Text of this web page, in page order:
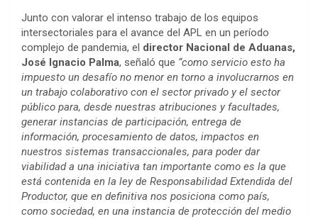
Junto con valorar el intenso trabajo de los equipos
intersectoriales para el avance del APL en un período
complejo de pandemia, el director Nacional de Aduanas,
José Ignacio Palma, señaló que “como servicio esto ha
impuesto un desafío no menor en torno a involucrarnos en
un trabajo colaborativo con el sector privado y el sector
público para, desde nuestras atribuciones y facultades,
generar instancias de participación, entrega de
información, procesamiento de datos, impactos en
nuestros sistemas transaccionales, para poder dar
viabilidad a una iniciativa tan importante como es la que
está contenida en la ley de Responsabilidad Extendida del
Productor, que en definitiva nos posiciona como país,
como sociedad, en una instancia de protección del medio